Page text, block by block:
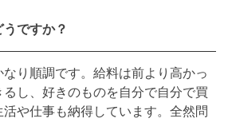
うですか？
り順調です。給料は前より高かっ
るし、好きのものを自分で自分で買
活や仕事も納得しています。全然問